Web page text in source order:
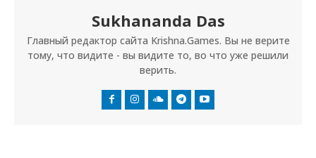
Sukhananda Das
Главный редактор сайта Krishna.Games. Вы не верите
тому, что видите - вы видите то, во что уже решили
верить.